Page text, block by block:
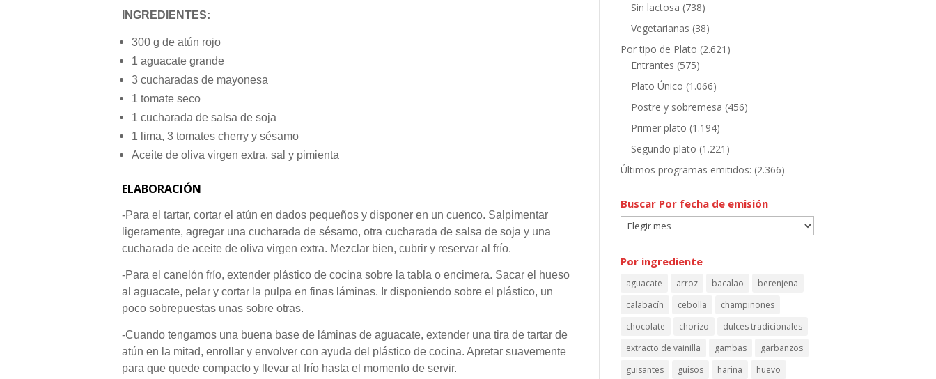
INGREDIENTES:
300 g de atún rojo
1 aguacate grande
3 cucharadas de mayonesa
1 tomate seco
1 cucharada de salsa de soja
1 lima, 3 tomates cherry y sésamo
Aceite de oliva virgen extra, sal y pimienta
ELABORACIÓN
-Para el tartar, cortar el atún en dados pequeños y disponer en un cuenco. Salpimentar
ligeramente, agregar una cucharada de sésamo, otra cucharada de salsa de soja y una
cucharada de aceite de oliva virgen extra. Mezclar bien, cubrir y reservar al frío.
-Para el canelón frío, extender plástico de cocina sobre la tabla o encimera. Sacar el hueso
al aguacate, pelar y cortar la pulpa en finas láminas. Ir disponiendo sobre el plástico, un
poco sobrepuestas unas sobre otras.
-Cuando tengamos una buena base de láminas de aguacate, extender una tira de tartar de
atún en la mitad, enrollar y envolver con ayuda del plástico de cocina. Apretar suavemente
para que quede compacto y llevar al frío hasta el momento de servir.
Sin lactosa (738)
Vegetarianas (38)
Por tipo de Plato (2.621)
Entrantes (575)
Plato Único (1.066)
Postre y sobremesa (456)
Primer plato (1.194)
Segundo plato (1.221)
Últimos programas emitidos: (2.366)
Buscar Por fecha de emisión
Buscar
Por
fecha
emisión
Por ingrediente
aguacate arroz bacalao
berenjena
calabacín
cebolla
champiñones
chocolate
chorizo
dulces tradicionales
extracto de vainilla
gambas
garbanzos
guisantes
guisos harina huevo